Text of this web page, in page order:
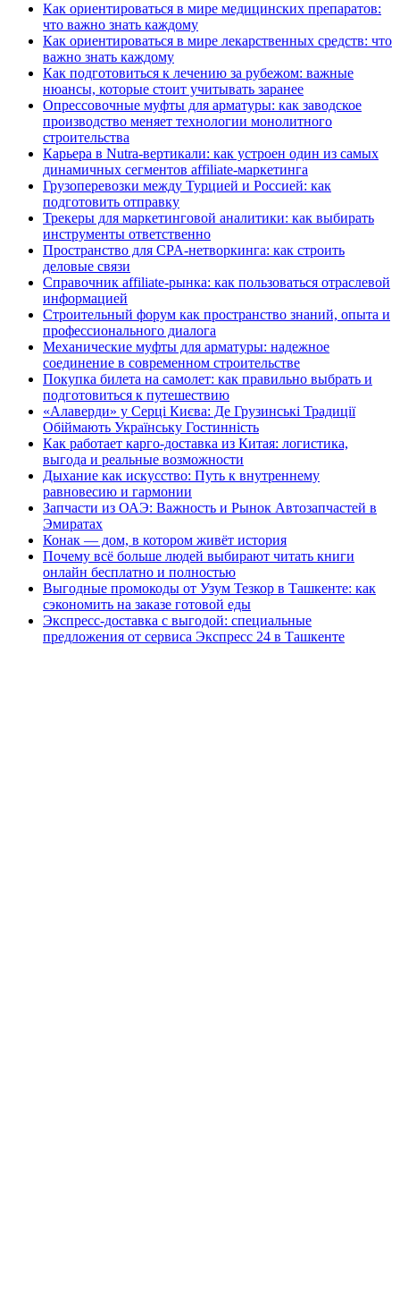
Как ориентироваться в мире медицинских препаратов:
что важно знать каждому
Как ориентироваться в мире лекарственных средств: что
важно знать каждому
Как подготовиться к лечению за рубежом: важные
нюансы, которые стоит учитывать заранее
Опрессовочные муфты для арматуры: как заводское
производство меняет технологии монолитного
строительства
Карьера в Nutra-вертикали: как устроен один из самых
динамичных сегментов affiliate-маркетинга
Грузоперевозки между Турцией и Россией: как
подготовить отправку
Трекеры для маркетинговой аналитики: как выбирать
инструменты ответственно
Пространство для CPA-нетворкинга: как строить
деловые связи
Справочник affiliate-рынка: как пользоваться отраслевой
информацией
Строительный форум как пространство знаний, опыта и
профессионального диалога
Механические муфты для арматуры: надежное
соединение в современном строительстве
Покупка билета на самолет: как правильно выбрать и
подготовиться к путешествию
«Алаверди» у Серці Києва: Де Грузинські Традиції
Обіймають Українську Гостинність
Как работает карго-доставка из Китая: логистика,
выгода и реальные возможности
Дыхание как искусство: Путь к внутреннему
равновесию и гармонии
Запчасти из ОАЭ: Важность и Рынок Автозапчастей в
Эмиратах
Конак — дом, в котором живёт история
Почему всё больше людей выбирают читать книги
онлайн бесплатно и полностью
Выгодные промокоды от Узум Тезкор в Ташкенте: как
сэкономить на заказе готовой еды
Экспресс-доставка с выгодой: специальные
предложения от сервиса Экспресс 24 в Ташкенте